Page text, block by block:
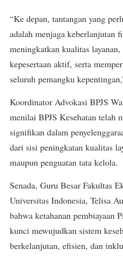
“Ke depan, tantangan yang
adalah menjaga keberlanjutan
meningkatkan kualitas
kepesertaan aktif, serta
seluruh pemangku
Koordinator Advokasi BPJS
menilai BPJS Kesehatan telah
signifikan dalam
dari sisi peningkatan kualitas
maupun penguatan tata kelola.
Senada, Guru Besar Fakultas
Universitas Indonesia, Telisa
bahwa ketahanan pembiayaan
kunci mewujudkan sistem
berkelanjutan, efisien, dan